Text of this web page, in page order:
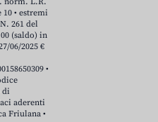
10 • estremi
261 del
(saldo) in
06/2025 €
•
di
aderenti
Friulana •